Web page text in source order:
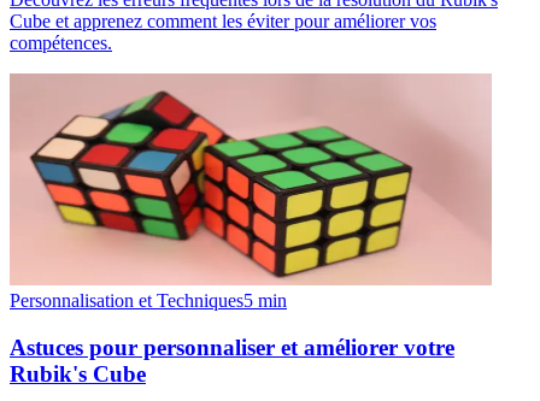
Cube et apprenez comment les éviter pour améliorer vos
compétences.
Personnalisation et Techniques5 min
Astuces pour personnaliser et améliorer votre
Rubik's Cube